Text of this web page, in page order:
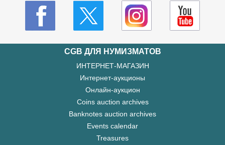
CGB ДЛЯ НУМИЗМАТОВ
ИНТЕРНЕТ-МАГАЗИН
Интернет-аукционы
Онлайн-аукцион
Coins auction archives
Banknotes auction archives
Events calendar
Treasures